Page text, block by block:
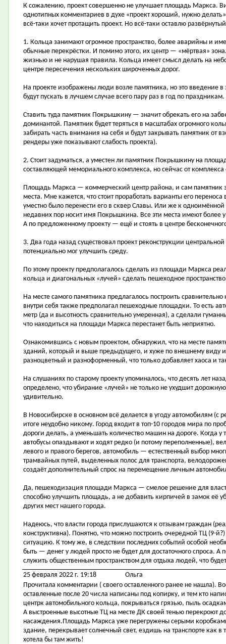
К сожалению, проект совершенно не улучшает площадь Маркса.
однотипных комментариев в духе «проект хороший, нужно
всё-таки хочет протащить проект. Но всё-таки оставлю
1. Кольца занимают огромное пространство, более аварийны и
обычные перекрёстки. И помимо этого, их центр — «мёртвая»
жизнью и не нарушая правила. Кольца имеет смысл делать на
центре пересечения нескольких широченных дорог.
На проекте изображены люди возле памятника, но это введение
будут пускать в лучшем случае всего пару раз в год по праздникам.
Ставить туда памятник Покрышкину — значит обрекать его на
доминантой. Памятник будет теряться в масштабах огромного
забирать часть внимания на себя и будут закрывать памятник от
рендеры уже показывают слабость проекта).
2. Стоит задуматься, а уместен ли памятник Покрышкину на
составляющей мемориального комплекса, но сейчас от
Площадь Маркса — коммерческий центр района, и сам памятник
места. Мне кажется, что стоит проработать варианты его
уместно было перенести его в сквер Славы. Или же к
недавних пор носит имя Покрышкина. Все эти места имеют более
А по предложенному проекту — ещё и стоять в центре
3. Два года назад существовал проект реконструкции
потенциально мог улучшить среду.
По этому проекту предполагалось сделать из площади Маркса
кольца и диагональных «лучей» сделать пешеходное
На месте самого памятника предлагалось построить
внутри себя также предполагал пешеходные площадки. То есть
метр (да и высотность сравнительно умеренная), а сделали
что находиться на площади Маркса перестанет быть неприятно.
Ознакомившись с новым проектом, обнаружил, что на месте
зданий, который и выше предыдущего, и хуже по внешнему виду
разноцветный и разноформенный, что только добавляет хаоса и
На слушаниях по старому проекту упоминалось, что десять лет
определено, что убирание «лучей» не только не ухудшит
удивительно.
В Новосибирске в основном всё делается в угоду автомобилям
итоге неудобно никому. Город входит в топ-10 городов мира по
дороги делать, а уменьшать количество машин на дороге. Когда у
автобусы опаздывают и ходят редко (и потому переполненные),
левого и правого берегов, автомобиль — естественный выбор
трамвайных путей, выделенных полос для транспорта,
создаёт дополнительный спрос на перемещение личным
Да, пешеходизация площади Маркса — смелое решение для
способно улучшить площадь, а не добавить кирпичей в замок её
других мест нашего города.
Надеюсь, что власти города прислушаются к отзывам граждан
конструктивна). Понятно, что можно построить очередной ТЦ (9-
ситуацию. К тому же, в следствии последних событий особой
быть — денег у людей просто не будет для достаточного спроса.
служить общественным пространством для отдыха людей, что
25 февраля 2022 г. 19:18
Ольга
Прочитала комментарии ( своего оставленного ранее не нашла).
оставленные после 20 числа написаны под копирку, и тем кто
центрк автомобильного кольца, покрываться грязью, пыль
А выстроенные высотные ТЦ на месте ДК своей тенью перекроют
насаждения.Площадь Маркса уже перегружены серыми
здание, перекрывает солнечный свет, ездишь на транспорте как
хотела бы там жить!